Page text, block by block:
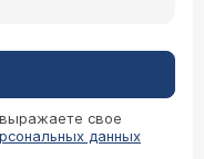
свое
данных